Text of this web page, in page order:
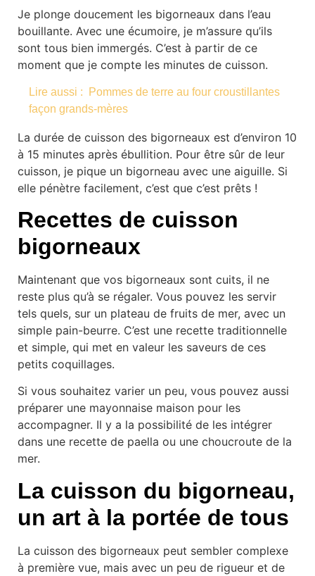
Je plonge doucement les bigorneaux dans l’eau
bouillante. Avec une écumoire, je m’assure qu’ils
sont tous bien immergés. C’est à partir de ce
moment que je compte les minutes de cuisson.
Lire aussi :
Pommes de terre au four croustillantes
façon grands-mères
La durée de cuisson des bigorneaux est d’environ 10
à 15 minutes après ébullition. Pour être sûr de leur
cuisson, je pique un bigorneau avec une aiguille. Si
elle pénètre facilement, c’est que c’est prêts !
Recettes de cuisson
bigorneaux
Maintenant que vos bigorneaux sont cuits, il ne
reste plus qu’à se régaler. Vous pouvez les servir
tels quels, sur un plateau de fruits de mer, avec un
simple pain-beurre. C’est une recette traditionnelle
et simple, qui met en valeur les saveurs de ces
petits coquillages.
Si vous souhaitez varier un peu, vous pouvez aussi
préparer une mayonnaise maison pour les
accompagner. Il y a la possibilité de les intégrer
dans une recette de paella ou une choucroute de la
mer.
La cuisson du bigorneau,
un art à la portée de tous
La cuisson des bigorneaux peut sembler complexe
à première vue, mais avec un peu de rigueur et de